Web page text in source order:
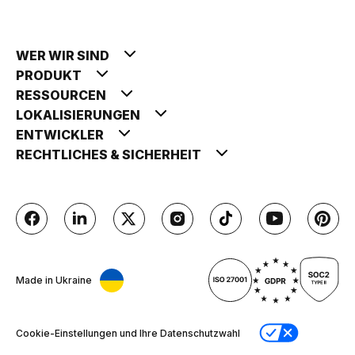
WER WIR SIND
PRODUKT
RESSOURCEN
LOKALISIERUNGEN
ENTWICKLER
RECHTLICHES & SICHERHEIT
Made in Ukraine
Cookie-Einstellungen und Ihre Datenschutzwahl